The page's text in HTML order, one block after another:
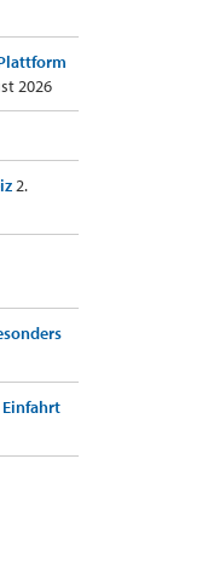
2026
2.
Einfahrt